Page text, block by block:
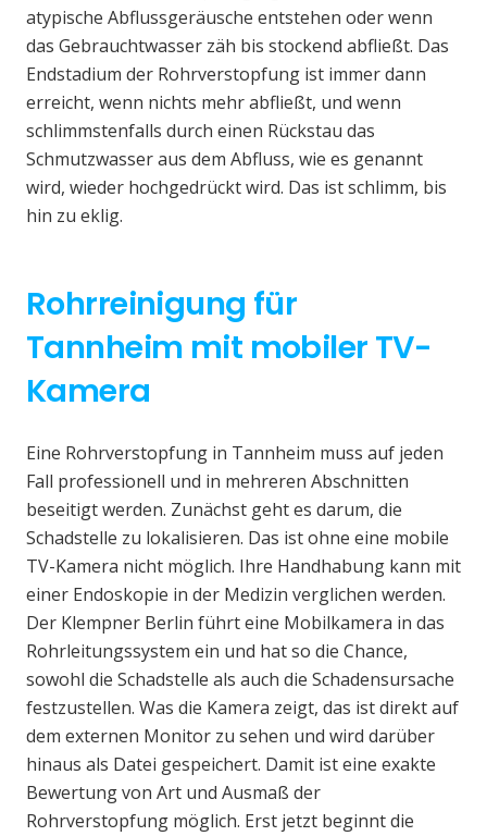
atypische Abflussgeräusche entstehen oder wenn
das Gebrauchtwasser zäh bis stockend abfließt. Das
Endstadium der Rohrverstopfung ist immer dann
erreicht, wenn nichts mehr abfließt, und wenn
schlimmstenfalls durch einen Rückstau das
Schmutzwasser aus dem Abfluss, wie es genannt
wird, wieder hochgedrückt wird. Das ist schlimm, bis
hin zu eklig.
Rohrreinigung für
Tannheim mit mobiler TV-
Kamera
Eine Rohrverstopfung in Tannheim muss auf jeden
Fall professionell und in mehreren Abschnitten
beseitigt werden. Zunächst geht es darum, die
Schadstelle zu lokalisieren. Das ist ohne eine mobile
TV-Kamera nicht möglich. Ihre Handhabung kann mit
einer Endoskopie in der Medizin verglichen werden.
Der Klempner Berlin führt eine Mobilkamera in das
Rohrleitungssystem ein und hat so die Chance,
sowohl die Schadstelle als auch die Schadensursache
festzustellen. Was die Kamera zeigt, das ist direkt auf
dem externen Monitor zu sehen und wird darüber
hinaus als Datei gespeichert. Damit ist eine exakte
Bewertung von Art und Ausmaß der
Rohrverstopfung möglich. Erst jetzt beginnt die